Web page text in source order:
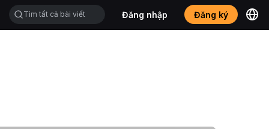
Đăng nhập Đăng ký